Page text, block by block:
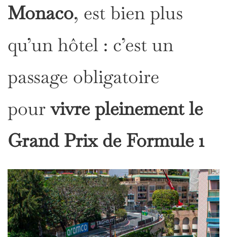
Monaco, est bien plus
qu’un hôtel : c’est un
passage obligatoire
pourvivre pleinement le
Grand Prix de Formule 1